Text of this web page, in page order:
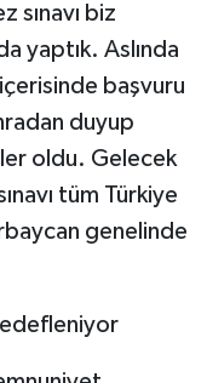
sınavı biz
yaptık. Aslında
başvuru
duyup
oldu. Gelecek
tüm Türkiye
genelinde